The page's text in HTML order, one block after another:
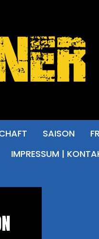
SAISON
IMPRESSUM |